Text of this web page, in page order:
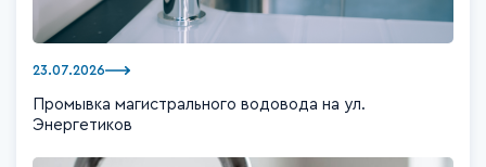
23.07.2026
Промывка магистрального водовода на ул.
Энергетиков